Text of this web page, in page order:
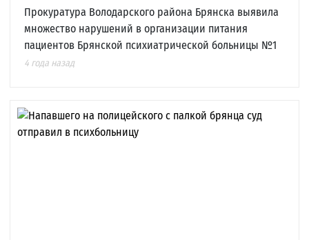
Прокуратура Володарского района Брянска выявила
множество нарушений в организации питания
пациентов Брянской психиатрической больницы №1
4 года назад